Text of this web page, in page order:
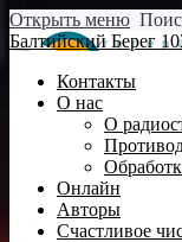
Открыть меню
Балтийский Берег
Контакты
О нас
О
Онлайн
Авторы
Счастливое